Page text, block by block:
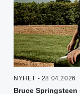
NYHET - 28.04.2026
Bruce